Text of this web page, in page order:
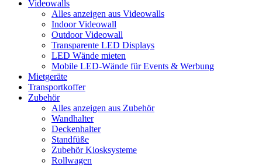
Videowalls
Alles anzeigen aus Videowalls
Indoor Videowall
Outdoor Videowall
Transparente LED Displays
LED Wände mieten
Mobile LED-Wände für Events & Werbung
Mietgeräte
Transportkoffer
Zubehör
Alles anzeigen aus Zubehör
Wandhalter
Deckenhalter
Standfüße
Zubehör Kiosksysteme
Rollwagen